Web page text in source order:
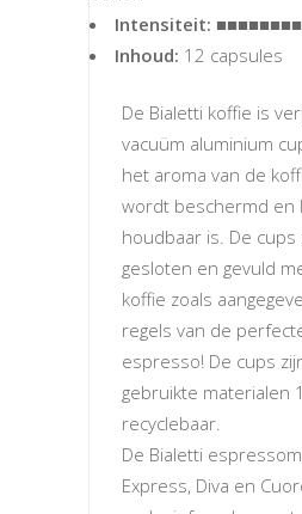
Intensiteit:
Inhoud: 12 capsules
De Bialetti koffie is
vacuüm aluminium
het aroma van de
wordt beschermd en
houdbaar is. De
gesloten en gevuld
koffie zoals
regels van de
espresso! De cups
gebruikte materialen
recyclebaar.
De Bialetti
Express, Diva en